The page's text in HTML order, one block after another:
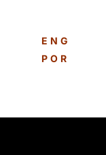
ENGLISH